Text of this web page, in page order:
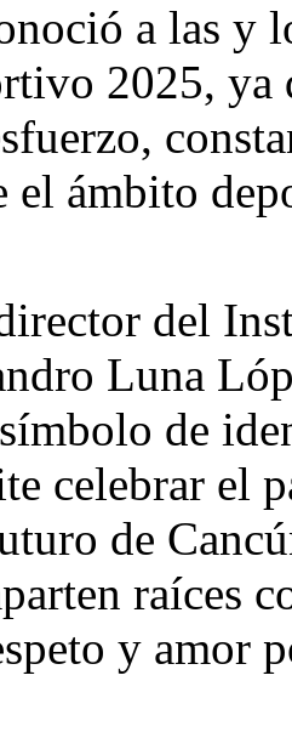
a las y
2025, ya
el ámbito
del
Luna
de
celebrar el
de
raíces
y amor